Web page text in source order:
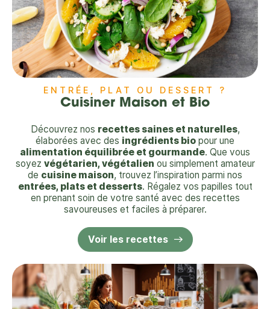
ENTRÉE, PLAT OU DESSERT ?
Cuisiner Maison et Bio
Découvrez nos recettes saines et naturelles,
élaborées avec des ingrédients bio pour une
alimentation équilibrée et gourmande. Que vous
soyez végétarien, végétalien ou simplement amateur
de cuisine maison, trouvez l’inspiration parmi nos
entrées, plats et desserts. Régalez vos papilles tout
en prenant soin de votre santé avec des recettes
savoureuses et faciles à préparer.
Voir les recettes